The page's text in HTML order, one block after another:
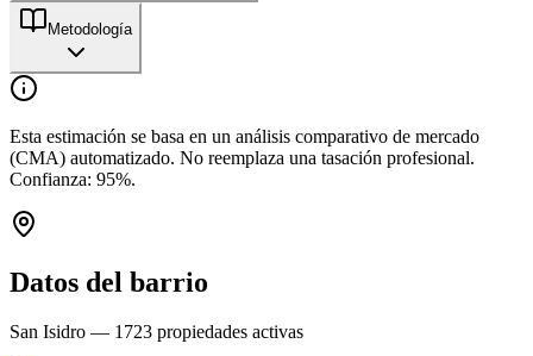
Metodología
Esta estimación se basa en un análisis comparativo de mercado
(CMA) automatizado. No reemplaza una tasación profesional.
Confianza: 95%.
Datos del barrio
San Isidro — 1723 propiedades activas